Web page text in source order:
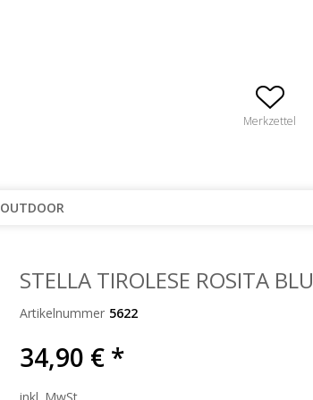
Merkzettel
OUTDOOR
STELLA TIROLESE ROSITA BLU
Artikelnummer 5622
34,90 € *